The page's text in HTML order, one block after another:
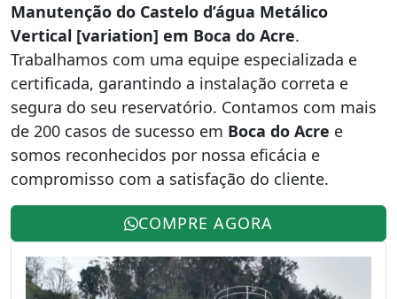
Manutenção do Castelo d’água Metálico
Vertical [variation] em Boca do Acre.
Trabalhamos com uma equipe especializada e
certificada, garantindo a instalação correta e
segura do seu reservatório. Contamos com mais
de 200 casos de sucesso em Boca do Acre e
somos reconhecidos por nossa eficácia e
compromisso com a satisfação do cliente.
COMPRE AGORA